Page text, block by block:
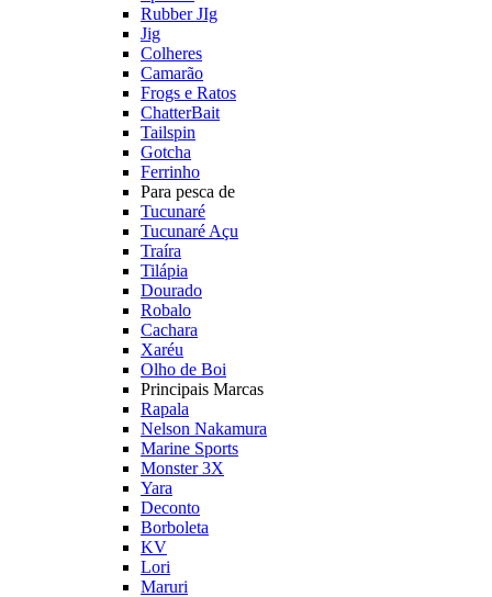
Rubber JIg
Jig
Colheres
Camarão
Frogs e Ratos
ChatterBait
Tailspin
Gotcha
Ferrinho
Para pesca de
Tucunaré
Tucunaré Açu
Traíra
Tilápia
Dourado
Robalo
Cachara
Xaréu
Olho de Boi
Principais Marcas
Rapala
Nelson Nakamura
Marine Sports
Monster 3X
Yara
Deconto
Borboleta
KV
Lori
Maruri